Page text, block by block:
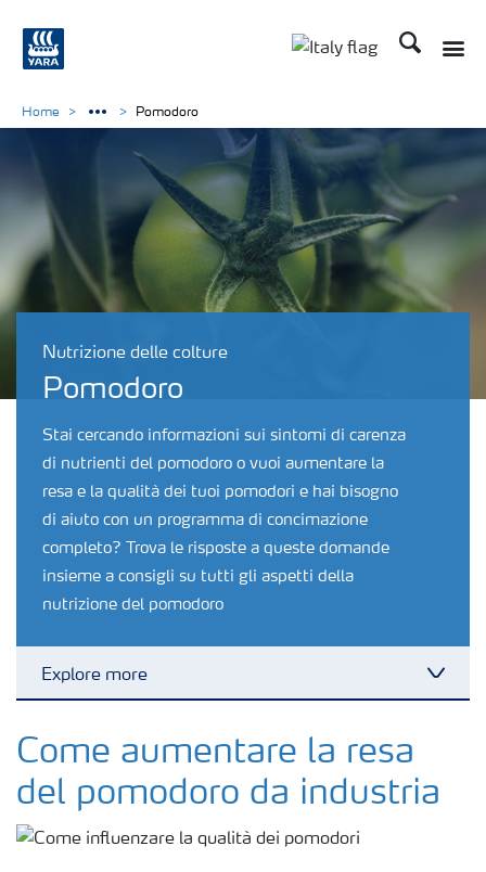
Cerca
Nutrizione delle colture
Pomodoro
Stai cercando informazioni sui sintomi di carenza
di nutrienti del pomodoro o vuoi aumentare la
resa e la qualità dei tuoi pomodori e hai bisogno
di aiuto con un programma di concimazione
completo? Trova le risposte a queste domande
insieme a consigli su tutti gli aspetti della
nutrizione del pomodoro
Explore more
Concimi
Home Pomodoro
Come aumentare la resa
del pomodoro da industria